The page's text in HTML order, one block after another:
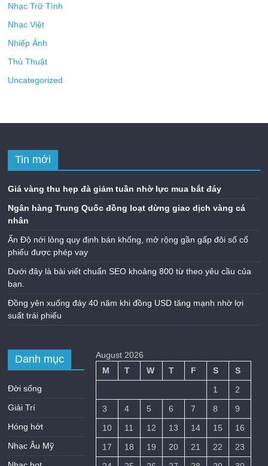
Nhạc Trữ Tình
Nhạc Việt
Nhiếp Ảnh
Thủ Thuật
Uncategorized
Tin mới
Giá vàng thu hẹp đà giảm tuần nhờ lực mua bắt đáy
Ngân hàng Trung Quốc đồng loạt dừng giao dịch vàng cá
nhân
Ấn Độ nới lỏng quy định bán khống, mở rộng gần gấp đôi số cổ
phiếu được phép vay
Dưới đây là bài viết chuẩn SEO khoảng 800 từ theo yêu cầu của
bạn.
Đồng yên xuống đáy 40 năm khi đồng USD tăng mạnh nhờ lợi
suất trái phiếu
Danh mục
Đời sống
Giải Trí
Hóng hớt
Nhạc Âu Mỹ
August 2026
M
T W T F S
S
1
2
3
4 5 6 7 8
9
10
11 12 13 14 15
16
17
18 19 20 21 22
23